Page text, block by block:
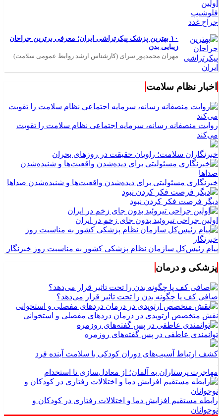
۱۰ بهترین پزشک پیکرتراشی ایران؛ معرفی برترین جراحان
زیبایی بدن
مهران محمدپور سرای (کارشناس ارشد روابط عمومی سلامت)
اخبار نظام سلامت
روایت منصفانه رسانه، سرمایه اجتماعی نظام سلامت را تقویت
می‌کند
خبرنگاران سلامت؛ راویان حقیقت در روزهای بحران
خبرنگاری مسئولیتی برای دیده‌شدن واقعیت‌ها و شنیده‌شدن صداها
دیگر فرصت فکر کردن نبود
اولین جراحی تیروئید بدون جای زخم در ایران
پیام رئیس‌کل سازمان نظام پزشکی کشور به مناسبت روز خبرنگار
پزشکی و درمان
صافی کف پا چگونه بدن را تحت تاثیر قرار می‌دهد؟
نقش متخصص ارتوپدی در درمان دردهای مفصلی و استخوانی
توانمندی عاطفی در پس گفته‌های روزمره
کشف ارتباط آسیب‌های دوران کودکی با سلامت آینده فرد
مهاجرت پرستاران به آلمان؛ از معادل‌سازی تا استخدام
رابطه مستقیم افزایش دما و اختلالات رفتاری در کودکان و
نوجوانان